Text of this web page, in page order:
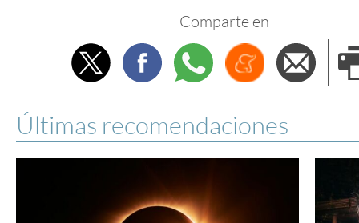
Comparte en
TwitterFacebookWhatsappMenéame
Últimas recomendaciones